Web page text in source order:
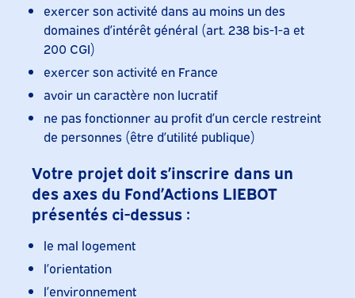
exercer son activité dans au moins un des
domaines d’intérêt général (art. 238 bis-1-a et
200 CGI)
exercer son activité en France
avoir un caractère non lucratif
ne pas fonctionner au profit d’un cercle restreint
de personnes (être d’utilité publique)
Votre projet doit s’inscrire dans un
des axes du Fond’Actions LIEBOT
présentés ci-dessus :
le mal logement
l’orientation
l’environnement